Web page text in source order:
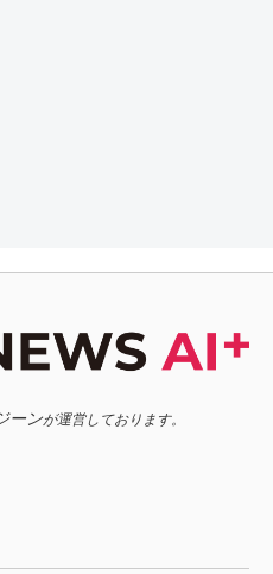
ーンが運営しております。